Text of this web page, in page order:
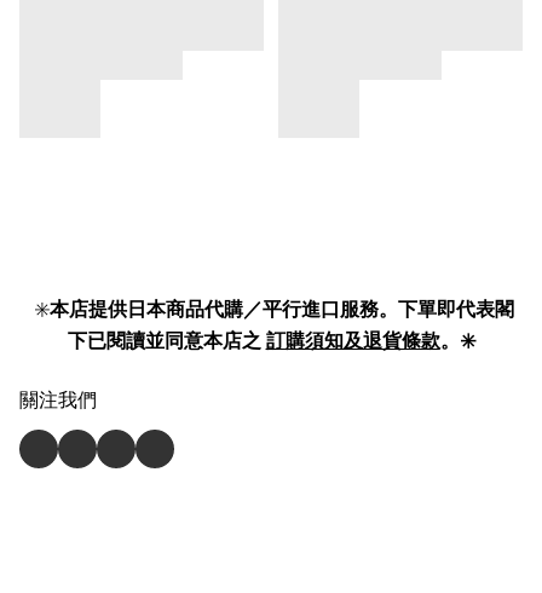
✳️本店提供日本商品代購／平行進口服務。下單即代表閣
下已閱讀並同意本店之 訂購須知及退貨條款。✳️
關注我們